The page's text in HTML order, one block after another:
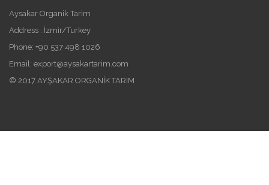
Aysakar Organik Tarim
Address : İzmir/Turkey
Phone: +90 537 498 1026
Email: export@aysakartarim.com
© 2017 AYŞAKAR ORGANİK TARIM